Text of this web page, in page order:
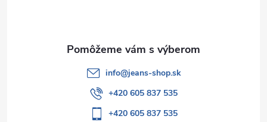
info@jeans-shop.sk
+420 605 837 535
+420 605 837 535